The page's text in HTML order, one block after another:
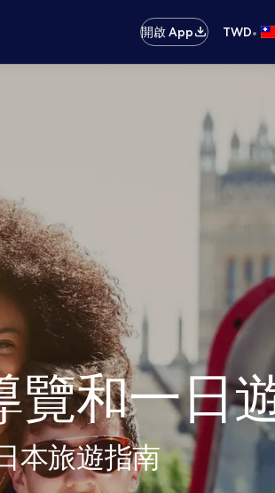
開啟 App TWD•
覽和一日
本旅遊指南